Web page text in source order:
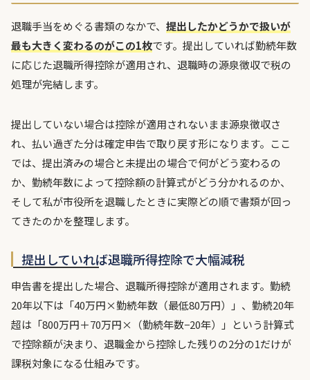
退職手当をめぐる書類のなかで、 提出したかどうかで扱いが
最も大きく変わるのがこの1枚です。提出していれば勤続年数
に応じた退職所得控除が適用され、退職時の源泉徴収で税の
処理が完結します。
提出していない場合は控除が適用されないまま源泉徴収さ
れ、払い過ぎた分は確定申告で取り戻す形になります。ここ
では、提出済みの場合と未提出の場合で何がどう変わるの
か、勤続年数によって控除額の計算式がどう分かれるのか、
そして私が市役所を退職したときに実際どの順で書類が回っ
てきたのかを整理します。
提出していれば退職所得控除で大幅減税
申告書を提出した場合、退職所得控除が適用されます。勤続
20年以下は「40万円×勤続年数（最低80万円）」、勤続20年
超は「800万円＋70万円×（勤続年数−20年）」という計算式
で控除額が決まり、退職金から控除した残りの2分の1だけが
課税対象になる仕組みです。